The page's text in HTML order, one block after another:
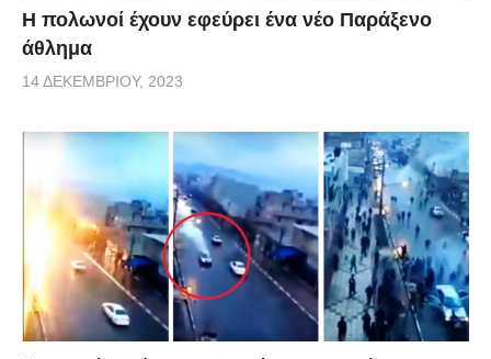
Η πολωνοί έχουν εφεύρει ένα νέο Παράξενο
άθλημα
14 ΔΕΚΕΜΒΡΊΟΥ, 2023